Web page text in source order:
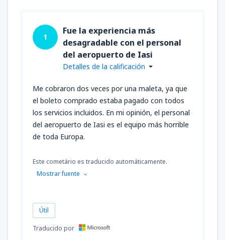
1
Fue la experiencia más
desagradable con el personal
del aeropuerto de Iasi
Detalles de la calificación
Me cobraron dos veces por una maleta, ya que
el boleto comprado estaba pagado con todos
los servicios incluidos. En mi opinión, el personal
del aeropuerto de Iasi es el equipo más horrible
de toda Europa.
Este cometário es traducido automáticamente.
Mostrar fuente
Útil
Traducido por